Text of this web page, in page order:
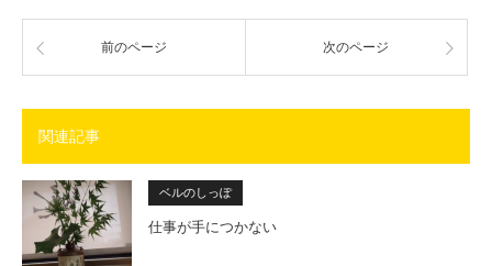
前のページ 次のページ
関連記事
ベルのしっぽ
仕事が手につかない